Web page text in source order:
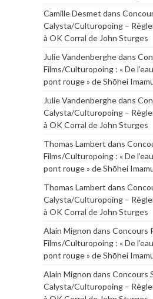
Camille Desmet dans
Calysta/Culturopoing –
à OK Corral de John Sturges
Julie Vandenberghedans
Films/Culturopoing : « De
pont rouge » de Shōhei
Julie Vandenberghedans
Calysta/Culturopoing –
à OK Corral de John Sturges
Thomas Lambert dans
Films/Culturopoing : « De
pont rouge » de Shōhei
Thomas Lambert dans
Calysta/Culturopoing –
à OK Corral de John Sturges
Alain Mignon dans Concours
Films/Culturopoing : « De
pont rouge » de Shōhei
Alain Mignon dans Concours
Calysta/Culturopoing –